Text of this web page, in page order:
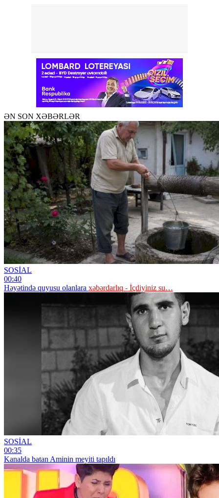
ƏN SON XƏBƏRLƏR
SOSİAL
00:40
Həyətində quyusu olanlara xəbərdarlıq - İçdiyiniz su…
SOSİAL
00:35
Kanalda batan Aminin meyiti tapıldı